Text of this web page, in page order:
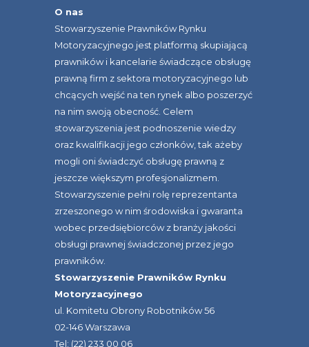
O nas
Stowarzyszenie Prawników Rynku
Motoryzacyjnego jest platformą skupiającą
prawników i kancelarie świadczące obsługę
prawną firm z sektora motoryzacyjnego lub
chcących wejść na ten rynek albo poszerzyć
na nim swoją obecność. Celem
stowarzyszenia jest podnoszenie wiedzy
oraz kwalifikacji jego członków, tak ażeby
mogli oni świadczyć obsługę prawną z
jeszcze większym profesjonalizmem.
Stowarzyszenie pełni rolę reprezentanta
zrzeszonego w nim środowiska i gwaranta
wobec przedsiębiorców z branży jakości
obsługi prawnej świadczonej przez jego
prawników.
Stowarzyszenie Prawników Rynku
Motoryzacyjnego
ul. Komitetu Obrony Robotników 56
02-146 Warszawa
Tel: (22) 233 00 06